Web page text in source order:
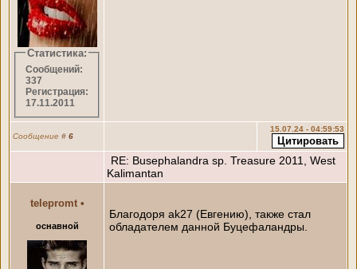
Статистика:
Сообщений:
337
Регистрация:
17.11.2011
Сообщение # 6
15.07.24 - 04:59:53
RE: Busephalandra sp. Treasure 2011, West
Kalimantan
telepromt •
оснавной
Благодоря ak27 (Евгению), также стал
обладателем данной Буцефаландры.